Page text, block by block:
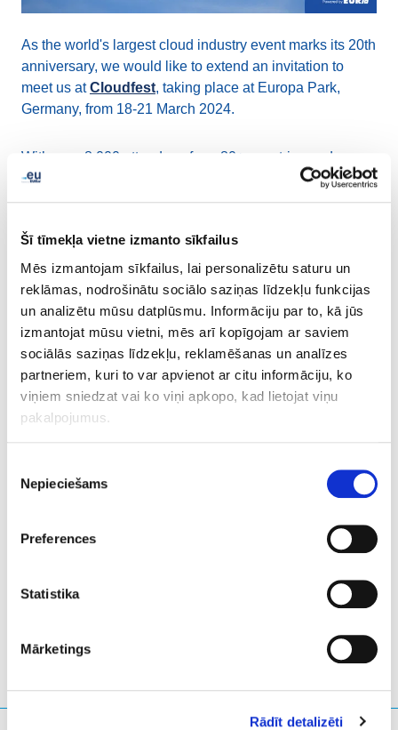
Šī tīmekļa vietne izmanto sīkfailus
Mēs izmantojam sīkfailus, lai personalizētu saturu un
reklāmas, nodrošinātu sociālo saziņas līdzekļu funkcijas
un analizētu mūsu datplūsmu. Informāciju par to, kā jūs
izmantojat mūsu vietni, mēs arī kopīgojam ar saviem
sociālās saziņas līdzekļu, reklamēšanas un analīzes
partneriem, kuri to var apvienot ar citu informāciju, ko
viņiem sniedzat vai ko viņi apkopo, kad lietojat viņu
pakalpojumus.
izvēle
Nepieciešams
Preferences
Statistika
Mārketings
Rādīt detalizēti
As the world's largest cloud industry event marks its 20th
anniversary, we would like to extend an invitation to
meet us atCloudfest, taking place at Europa Park,
Germany, from 18-21 March 2024.
With over 8,000 attendees from 80+ countries and a
lineup of more than 250 speakers, Cloudfest promises
an experience you won't want to miss. Find us at booth
theBooth Party on Wednesday, 20 March, from 17:00
to 18:00, where we'll celebrate and discuss the future of
the internet together.
Our General Manager, Peter Janssen, and Business
Operations Manager, Hans Seeuws, along with other
team members, will be present at this year’s event. To
schedule a meeting with us or secure your free tickets,
please contact
Cloudfest and exploring the latest trends and
koplietot, izmantojot